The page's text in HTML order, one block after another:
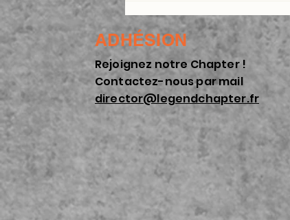
ADHÉSION
Rejoignez notre Chapter !
Contactez-nous par mail
director@legendchapter.fr